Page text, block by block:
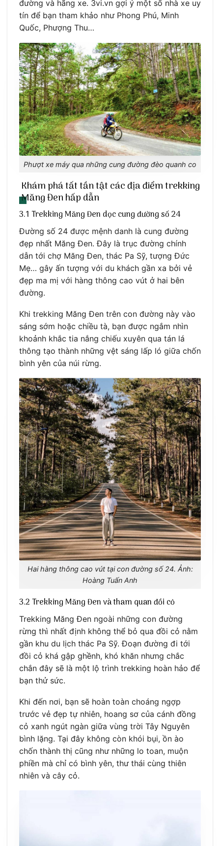
đường và hãng xe. 3vi.vn gợi ý một số nhà xe uy
tín để bạn tham khảo như Phong Phú, Minh
Quốc, Phượng Thu…
Phượt xe máy qua những cung đường đèo quanh co
Khám phá tất tần tật các địa điểm trekking
Măng Đen hấp dẫn
3.1 Trekking Măng Đen dọc cung đường số 24
Đường số 24 được mệnh danh là cung đường
đẹp nhất Măng Đen. Đây là trục đường chính
dẫn tới chợ Măng Đen, thác Pa Sỹ, tượng Đức
Mẹ… gây ấn tượng với du khách gần xa bởi vẻ
đẹp ma mị với hàng thông cao vút ở hai bên
đường.
Khi trekking Măng Đen trên con đường này vào
sáng sớm hoặc chiều tà, bạn được ngắm nhìn
khoảnh khắc tia nắng chiếu xuyên qua tán lá
thông tạo thành những vệt sáng lấp ló giữa chốn
bình yên của núi rừng.
Hai hàng thông cao vút tại con đường số 24. Ảnh:
Hoàng Tuấn Anh
3.2 Trekking Măng Đen và tham quan đồi cỏ
Trekking Măng Đen ngoài những con đường
rừng thì nhất định không thể bỏ qua đồi cỏ nằm
gần khu du lịch thác Pa Sỹ. Đoạn đường đi tới
đồi cỏ khá gập ghềnh, khó khăn nhưng chắc
chắn đây sẽ là một lộ trình trekking hoàn hảo để
bạn thử sức.
Khi đến nơi, bạn sẽ hoàn toàn choáng ngợp
trước vẻ đẹp tự nhiên, hoang sơ của cánh đồng
cỏ xanh ngút ngàn giữa vùng trời Tây Nguyên
bình lặng. Tại đây không còn khói bụi, ồn ào
chốn thành thị cũng như những lo toan, muộn
phiền mà chỉ có bình yên, thư thái cùng thiên
nhiên và cây cỏ.